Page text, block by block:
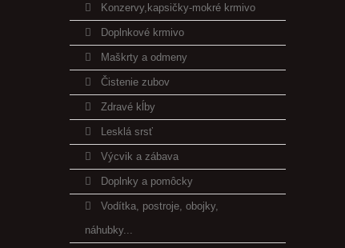
Konzervy,kapsičky-mokré krmivo
Doplnkové krmivo
Maškrty a odmeny
Čistenie zubov
Zdravé kĺby
Lesklá srsť
Výcvik a zábava
Doplnky a pomôcky
Vodítka, postroje, obojky,
náhubky...